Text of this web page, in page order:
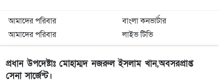
আমাদের পরিবার
বাংলা কনভার্টার
আমাদের পরিবার
লাইভ টিভি
প্রধান উপদেষ্টাঃ মোহাম্মদ নজরুল ইসলাম খান,অবসরপ্রাপ্ত
সেনা সার্জেন্ট।